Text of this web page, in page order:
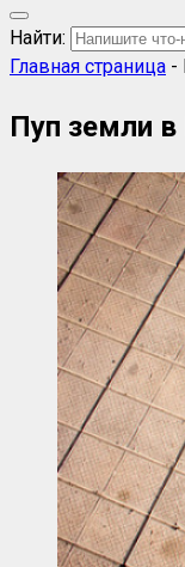
Найти:
Главная страница -
Пуп земли в